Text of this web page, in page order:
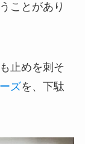
ことがあり
止めを刺そ
ズを、下駄